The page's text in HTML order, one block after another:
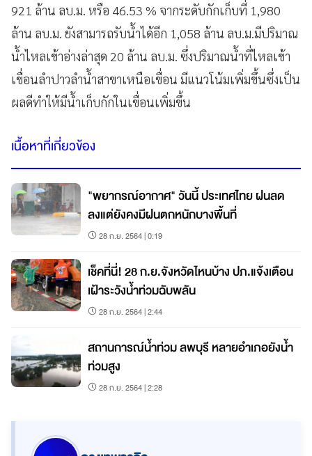
921 ล้าน ลบ.ม. หรือ 46.53 % จากระดับกักเก็บที่ 1,980
ล้าน ลบ.ม. ยังสามารถรับน้ำได้อีก 1,058 ล้าน ลบ.ม.มีปริมาณ
น้ำไหลเข้าอ่างล่าสุด 20 ล้าน ลบ.ม. ซึ่งปริมาณน้ำที่ไหลเข้า
เขื่อนลำปาวลำน้ำสาขาเหนือเขื่อน มีแนวโน้มเพิ่มขึ้นซึ่งเป็น
ผลดีทำให้มีน้ำเก็บกักในเขื่อนเพิ่มขึ้น
เนื้อหาที่เกี่ยวข้อง
"พยากรณ์อากาศ" วันนี้ ประเทศไทย ฝนลด
ลงแต่ยังคงมีฝนตกหนักบางพื้นที่
28 ก.ย. 2564 | 0:19
เช็คที่นี่! 28 ก.ย.จังหวัดไหนบ้าง ปภ.แจ้งเตือน
เฝ้าระวังน้ำท่วมฉับพลัน
28 ก.ย. 2564 | 2:44
สถานการณ์น้ำท่วม ลพบุรี หลายอำเภอยังน้ำ
ท่วมสูง
28 ก.ย. 2564 | 2:28